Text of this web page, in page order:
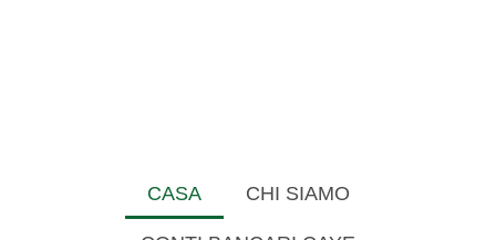
CASA CHI SIAMO